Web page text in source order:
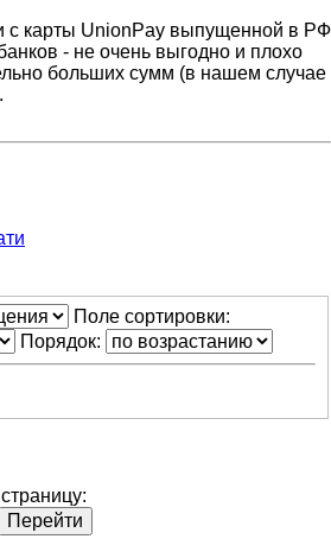
с карты UnionPay выпущенной в РФ
- не очень выгодно и плохо
больших сумм (в нашем случае
Поле сортировки:
Порядок: